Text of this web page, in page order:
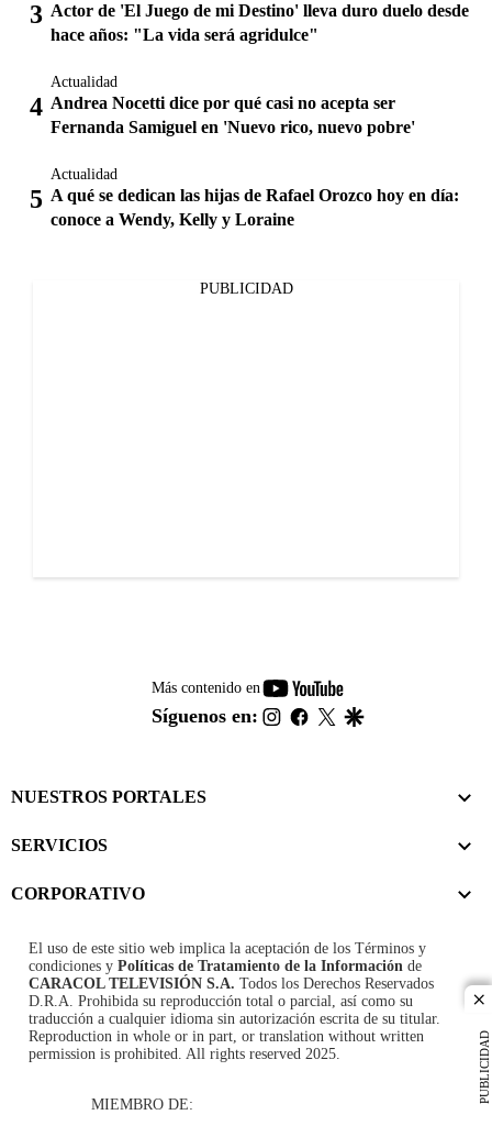
PUBLICIDAD
Actor de 'El Juego de mi Destino' lleva duro duelo desde
hace años: "La vida será agridulce"
Actualidad
Andrea Nocetti dice por qué casi no acepta ser
Fernanda Samiguel en 'Nuevo rico, nuevo pobre'
Actualidad
A qué se dedican las hijas de Rafael Orozco hoy en día:
conoce a Wendy, Kelly y Loraine
PUBLICIDAD
Más contenido en
youtube-
footer
Síguenos en: instagram
facebook
twitter
NUESTROS PORTALES
SERVICIOS
CORPORATIVO
El uso de este sitio web implica la aceptación de los Términos y
condiciones y Políticas de Tratamiento de la Información de
CARACOL TELEVISIÓN S.A. Todos los Derechos Reservados
D.R.A. Prohibida su reproducción total o parcial, así como su
traducción a cualquier idioma sin autorización escrita de su titular.
Reproduction in whole or in part, or translation without written
permission is prohibited. All rights reserved 2025.
MIEMBRO DE: